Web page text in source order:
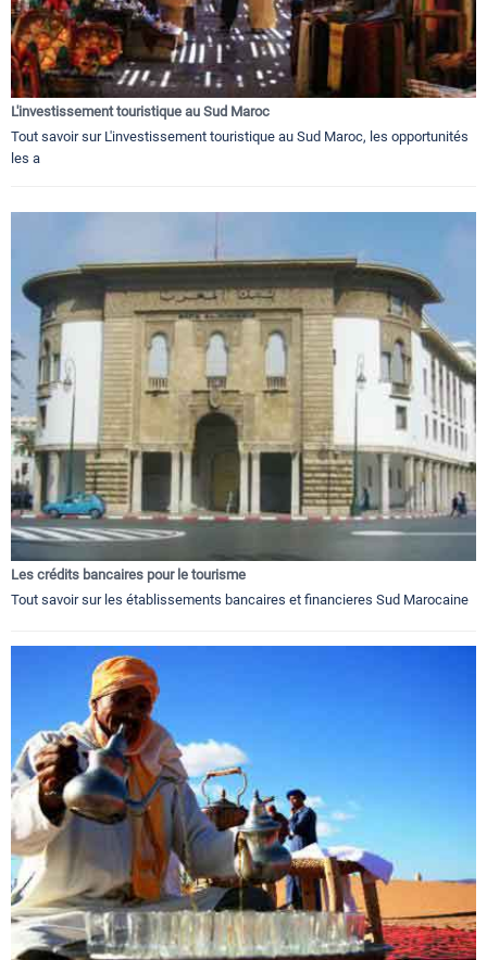
L'investissement touristique au Sud Maroc
Tout savoir sur L'investissement touristique au Sud Maroc, les opportunités
les a
Les crédits bancaires pour le tourisme
Tout savoir sur les établissements bancaires et financieres Sud Marocaine